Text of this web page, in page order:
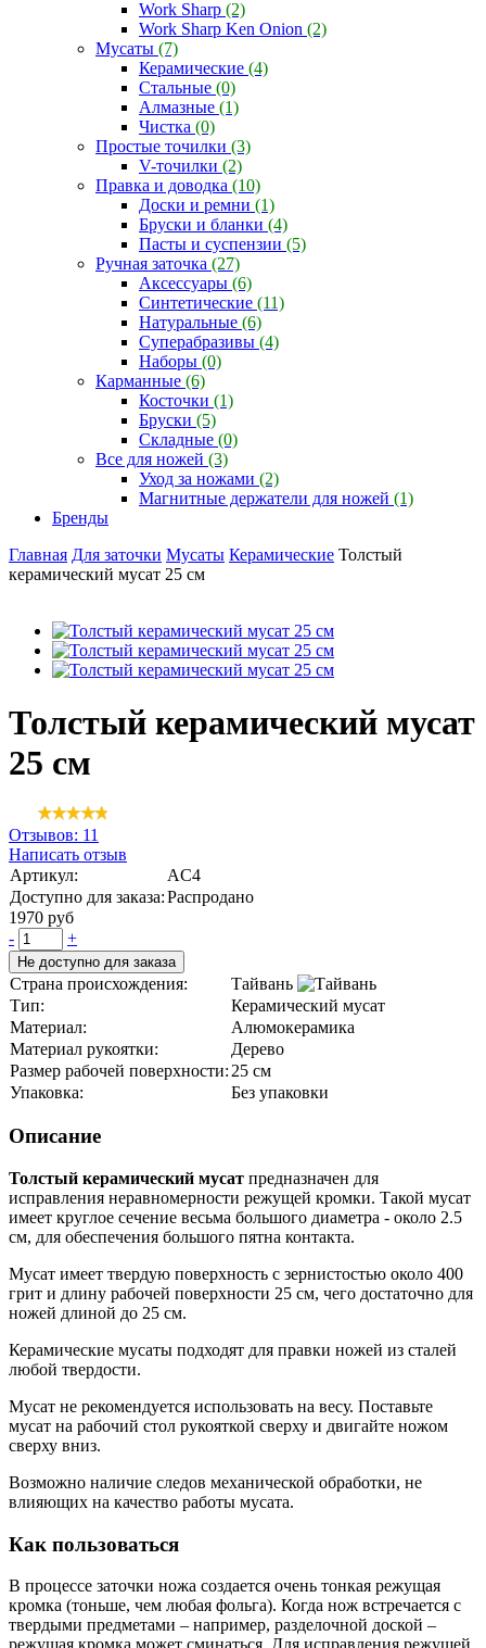
Work Sharp (2)
Work Sharp Ken Onion (2)
Мусаты (7)
Керамические (4)
Стальные (0)
Алмазные (1)
Чистка (0)
Простые точилки (3)
V-точилки (2)
Правка и доводка (10)
Доски и ремни (1)
Бруски и бланки (4)
Пасты и суспензии (5)
Ручная заточка (27)
Аксессуары (6)
Синтетические (11)
Натуральные (6)
Суперабразивы (4)
Наборы (0)
Карманные (6)
Косточки (1)
Бруски (5)
Складные (0)
Все для ножей (3)
Уход за ножами (2)
Магнитные держатели для ножей (1)
Бренды
Главная Для заточки Мусаты Керамические Толстый
керамический мусат 25 см
Толстый керамический мусат
25 см
Отзывов: 11
Написать отзыв
Артикул:
AC4
Доступно для заказа:Распродано
1970 руб
-
+
Не доступно для заказа
Страна происхождения:
Тайвань
Тип:
Керамический мусат
Материал:
Алюмокерамика
Материал рукоятки:
Дерево
Размер рабочей поверхности:25 см
Упаковка:
Без упаковки
Описание
Толстый керамический мусат предназначен для
исправления неравномерности режущей кромки. Такой мусат
имеет круглое сечение весьма большого диаметра - около 2.5
см, для обеспечения большого пятна контакта.
Мусат имеет твердую поверхность с зернистостью около 400
грит и длину рабочей поверхности 25 см, чего достаточно для
ножей длиной до 25 см.
Керамические мусаты подходят для правки ножей из сталей
любой твердости.
Мусат не рекомендуется использовать на весу. Поставьте
мусат на рабочий стол рукояткой сверху и двигайте ножом
сверху вниз.
Возможно наличие следов механической обработки, не
влияющих на качество работы мусата.
Как пользоваться
В процессе заточки ножа создается очень тонкая режущая
кромка (тоньше, чем любая фольга). Когда нож встречается с
твердыми предметами – например, разделочной доской –